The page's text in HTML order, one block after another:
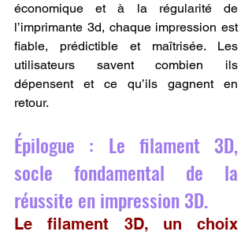
économique et à la régularité de
l’imprimante 3d, chaque impression est
fiable, prédictible et maîtrisée. Les
utilisateurs savent combien ils
dépensent et ce qu’ils gagnent en
retour.
Épilogue : Le filament 3D,
socle fondamental de la
réussite en impression 3D.
Le filament 3D, un choix